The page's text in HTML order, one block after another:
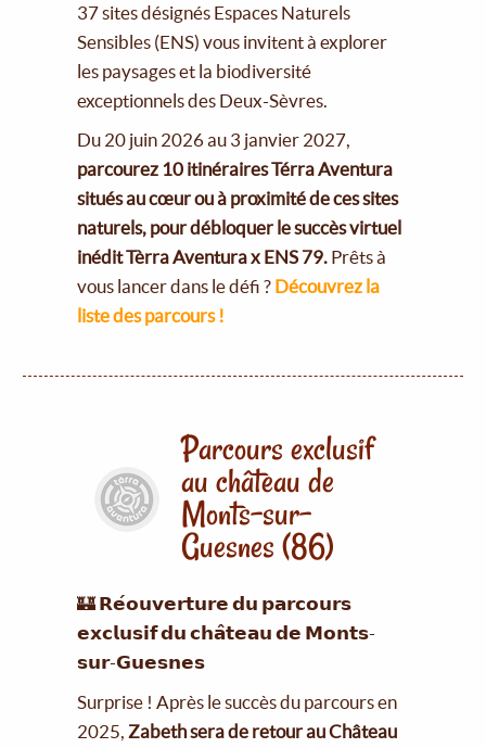
37 sites désignés Espaces Naturels
Sensibles (ENS) vous invitent à explorer
les paysages et la biodiversité
exceptionnels des Deux-Sèvres.
Du 20 juin 2026 au 3 janvier 2027,
parcourez 10 itinéraires Térra Aventura
situés au cœur ou à proximité de ces sites
naturels, pour débloquer le succès virtuel
inédit Tèrra Aventura x ENS 79. Prêts à
vous lancer dans le défi ? Découvrez la
liste des parcours !
Parcours exclusif
au château de
Monts-sur-
Guesnes (86)
🏰 𝗥𝗲́𝗼𝘂𝘃𝗲𝗿𝘁𝘂𝗿𝗲 𝗱𝘂 𝗽𝗮𝗿𝗰𝗼𝘂𝗿𝘀
𝗲𝘅𝗰𝗹𝘂𝘀𝗶𝗳 𝗱𝘂 𝗰𝗵𝗮̂𝘁𝗲𝗮𝘂 𝗱𝗲 𝗠𝗼𝗻𝘁𝘀-
𝘀𝘂𝗿-𝗚𝘂𝗲𝘀𝗻𝗲𝘀
Surprise ! Après le succès du parcours en
2025, Zabeth sera de retour au Château